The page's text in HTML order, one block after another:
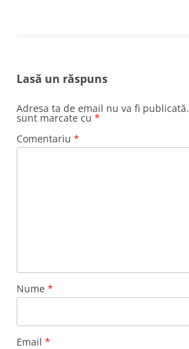
Lasă un răspuns
Adresa ta de email nu va fi publicată.
sunt marcate cu *
Comentariu *
Nume *
Email *